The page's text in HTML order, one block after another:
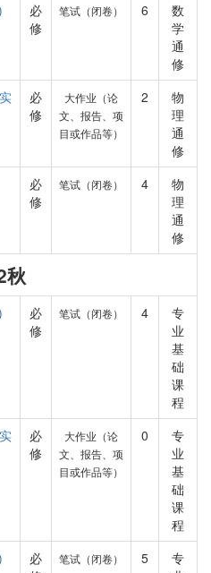
必
修
笔试（闭卷） 6
数
学
通
修
必
修
大作业（论
文、报告、项
目或作品等）
2
物
理
通
修
必
修
笔试（闭卷） 4
物
理
通
修
秋
必
修
笔试（闭卷） 4
专
业
基
础
课
程
必
修
大作业（论
文、报告、项
目或作品等）
0
专
业
基
础
课
程
必
笔试（闭卷） 5
专